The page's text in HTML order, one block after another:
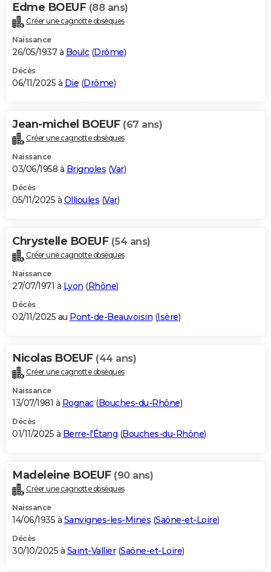
Edme BOEUF (88 ans)
Créer une cagnotte obsèques
Naissance
26/05/1937 à Boulc(Drôme)
Décès
06/11/2025 à Die (Drôme)
Jean-michel BOEUF (67 ans)
Créer une cagnotte obsèques
Naissance
03/06/1958 à Brignoles (Var)
Décès
05/11/2025 à Ollioules (Var)
Chrystelle BOEUF (54 ans)
Créer une cagnotte obsèques
Naissance
27/07/1971 à Lyon (Rhône)
Décès
02/11/2025 au Pont-de-Beauvoisin (Isère)
Nicolas BOEUF (44 ans)
Créer une cagnotte obsèques
Naissance
13/07/1981 à Rognac(Bouches-du-Rhône)
Décès
01/11/2025 à Berre-l'Étang (Bouches-du-Rhône)
Madeleine BOEUF (90 ans)
Créer une cagnotte obsèques
Naissance
14/06/1935 à Sanvignes-les-Mines (Saône-et-Loire)
Décès
30/10/2025 à Saint-Vallier(Saône-et-Loire)